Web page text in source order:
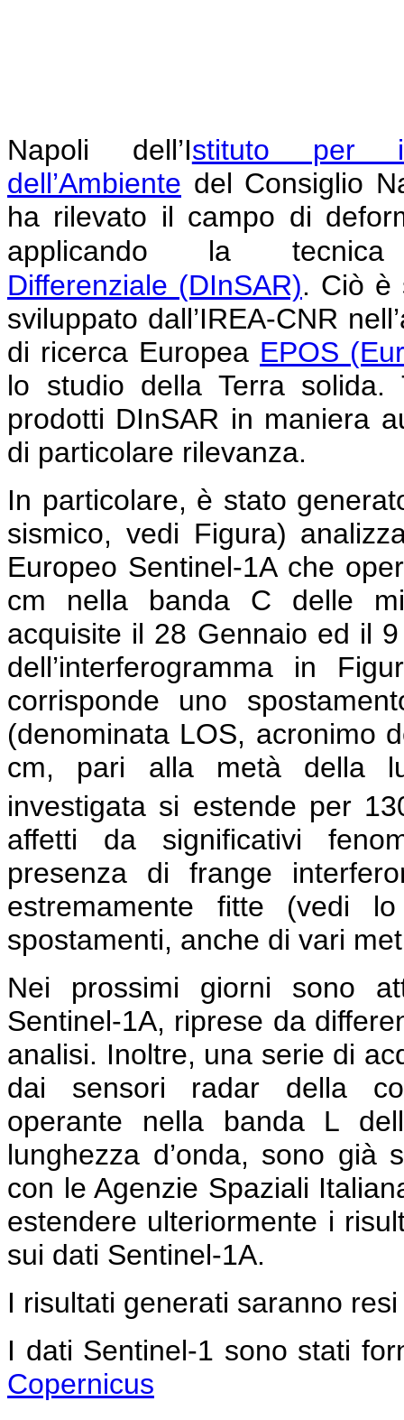
Napoli dell’Istituto per il
dell’Ambiente del Consiglio
ha rilevato il campo di
applicando la
Differenziale (DInSAR). Ciò è
sviluppato dall’IREA-CNR
di ricerca Europea EPOS
lo studio della Terra solida.
prodotti DInSAR in maniera
di particolare rilevanza.
In particolare, è stato
sismico, vedi Figura)
Europeo Sentinel-1A che
cm nella banda C delle
acquisite il 28 Gennaio ed il
dell’interferogramma in
corrisponde uno
(denominata LOS, acronimo
cm, pari alla metà della
investigata si estende per
affetti da significativi
presenza di frange
estremamente fitte (vedi
spostamenti, anche di vari
Nei prossimi giorni sono
Sentinel-1A, riprese da
analisi. Inoltre, una serie di
dai sensori radar della
operante nella banda L
lunghezza d’onda, sono già
con le Agenzie Spaziali
estendere ulteriormente i
sui dati Sentinel-1A.
I risultati generati saranno
I dati Sentinel-1 sono stati
Copernicus